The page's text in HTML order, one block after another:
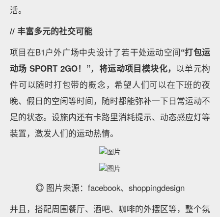
活。
// 丰富多元的社交可能
项目在B1户外广场中央设计了若干处运动空间“打包运
动场 SPORT 2GO！”， 将运动项目模块化， 以单元构
件可以随时打包带的概念，希望人们可以在下班的夜
晚、假日的空闲等时间，随时都能弥补一下日常运动不
足的状态。设施内还有卡路里消耗提示、动态感应灯等
装置，激发人们的运动热情。
◎ 图片来源：facebook、shoppingdesign
并且，搭配周围餐厅、酒吧、咖啡的外摆区等，整个氛